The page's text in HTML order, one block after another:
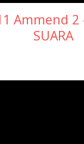
Ammend 2
SUARA